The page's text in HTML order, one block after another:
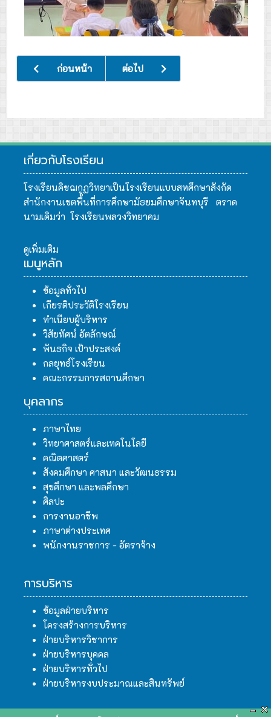
เนื้อหาก่อนหน้า: สำนักงานเขตพื้นที่การศึกษามัธยมศึกษาจันท
ก่อนหน้า เนื้อหาถัดไป: ต้อนรับคณะศึกษาดูงานจ
ต่อไป
เกี่ยวกับโรงเรียน
โรงเรียนคิชฌกูฏวิทยาเป็นโรงเรียนแบบสหศึกษาสังกัด
สำนักงานเขตพื้นที่การศึกษามัธยมศึกษาจันทบุรี ตราด
นามเดิมว่า โรงเรียนพลวงวิทยาคม
ดูเพิ่มเติม
เมนูหลัก
ข้อมูลทั่วไป
เกียรติประวัติโรงเรียน
ทำเนียบผู้บริหาร
วิสัยทัศน์ อัตลักษณ์
พันธกิจ เป้าประสงค์
กลยุทธ์โรงเรียน
คณะกรรมการสถานศึกษา
บุคลากร
ภาษาไทย
วิทยาศาสตร์และเทคโนโลยี
คณิตศาสตร์
สังคมศึกษา ศาสนา และวัฒนธรรม
สุขศึกษา และพลศึกษา
ศิลปะ
การงานอาชีพ
ภาษาต่างประเทศ
พนักงานราชการ - อัตราจ้าง
การบริหาร
ข้อมูลฝ่ายบริหาร
โครงสร้างการบริหาร
ฝ่ายบริหารวิชาการ
ฝ่ายบริหารบุคคล
ฝ่ายบริหารทั่วไป
ฝ่ายบริหารงบประมาณและสินทรัพย์